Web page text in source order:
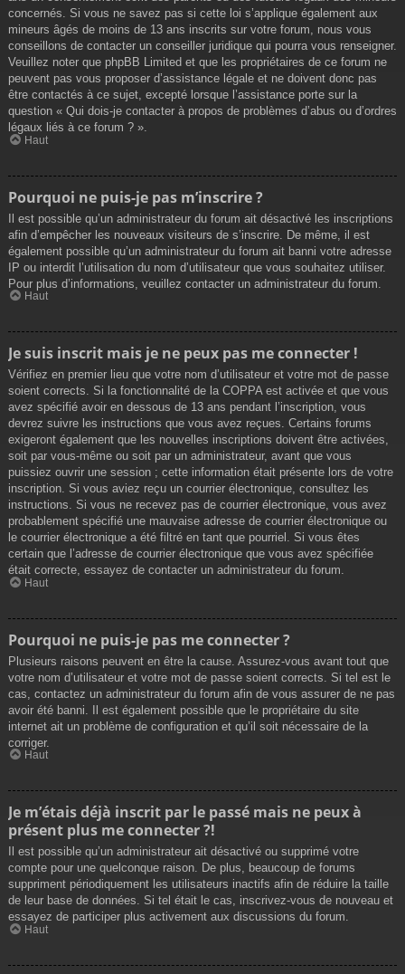
concernés. Si vous ne savez pas si cette loi s’applique également aux
mineurs âgés de moins de 13 ans inscrits sur votre forum, nous vous
conseillons de contacter un conseiller juridique qui pourra vous renseigner.
Veuillez noter que phpBB Limited et que les propriétaires de ce forum ne
peuvent pas vous proposer d’assistance légale et ne doivent donc pas
être contactés à ce sujet, excepté lorsque l’assistance porte sur la
question « Qui dois-je contacter à propos de problèmes d’abus ou d’ordres
légaux liés à ce forum ? ».
Haut
Pourquoi ne puis-je pas m’inscrire ?
Il est possible qu’un administrateur du forum ait désactivé les inscriptions
afin d’empêcher les nouveaux visiteurs de s’inscrire. De même, il est
également possible qu’un administrateur du forum ait banni votre adresse
IP ou interdit l’utilisation du nom d’utilisateur que vous souhaitez utiliser.
Pour plus d’informations, veuillez contacter un administrateur du forum.
Haut
Je suis inscrit mais je ne peux pas me connecter !
Vérifiez en premier lieu que votre nom d’utilisateur et votre mot de passe
soient corrects. Si la fonctionnalité de la COPPA est activée et que vous
avez spécifié avoir en dessous de 13 ans pendant l’inscription, vous
devrez suivre les instructions que vous avez reçues. Certains forums
exigeront également que les nouvelles inscriptions doivent être activées,
soit par vous-même ou soit par un administrateur, avant que vous
puissiez ouvrir une session ; cette information était présente lors de votre
inscription. Si vous aviez reçu un courrier électronique, consultez les
instructions. Si vous ne recevez pas de courrier électronique, vous avez
probablement spécifié une mauvaise adresse de courrier électronique ou
le courrier électronique a été filtré en tant que pourriel. Si vous êtes
certain que l’adresse de courrier électronique que vous avez spécifiée
était correcte, essayez de contacter un administrateur du forum.
Haut
Pourquoi ne puis-je pas me connecter ?
Plusieurs raisons peuvent en être la cause. Assurez-vous avant tout que
votre nom d’utilisateur et votre mot de passe soient corrects. Si tel est le
cas, contactez un administrateur du forum afin de vous assurer de ne pas
avoir été banni. Il est également possible que le propriétaire du site
internet ait un problème de configuration et qu’il soit nécessaire de la
corriger.
Haut
Je m’étais déjà inscrit par le passé mais ne peux à
présent plus me connecter ?!
Il est possible qu’un administrateur ait désactivé ou supprimé votre
compte pour une quelconque raison. De plus, beaucoup de forums
suppriment périodiquement les utilisateurs inactifs afin de réduire la taille
de leur base de données. Si tel était le cas, inscrivez-vous de nouveau et
essayez de participer plus activement aux discussions du forum.
Haut